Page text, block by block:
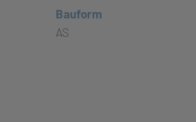
Bauform
AS